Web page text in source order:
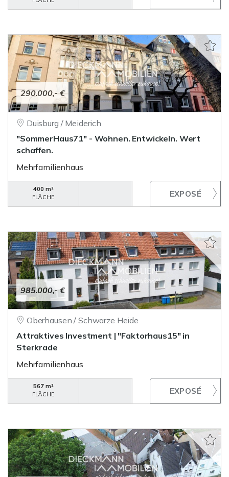
290.000,- €
Duisburg / Meiderich
"SommerHaus71" - Wohnen. Entwickeln. Wert
schaffen.
Mehrfamilienhaus
400 m²
FLÄCHE
985.000,- €
Oberhausen / Schwarze Heide
Attraktives Investment | "Faktorhaus15" in
Sterkrade
Mehrfamilienhaus
567 m²
FLÄCHE